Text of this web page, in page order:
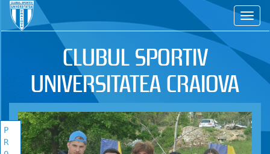
CS
CLUBUL SPORTIV
UNIVERSITATEA CRAIOVA
P
R